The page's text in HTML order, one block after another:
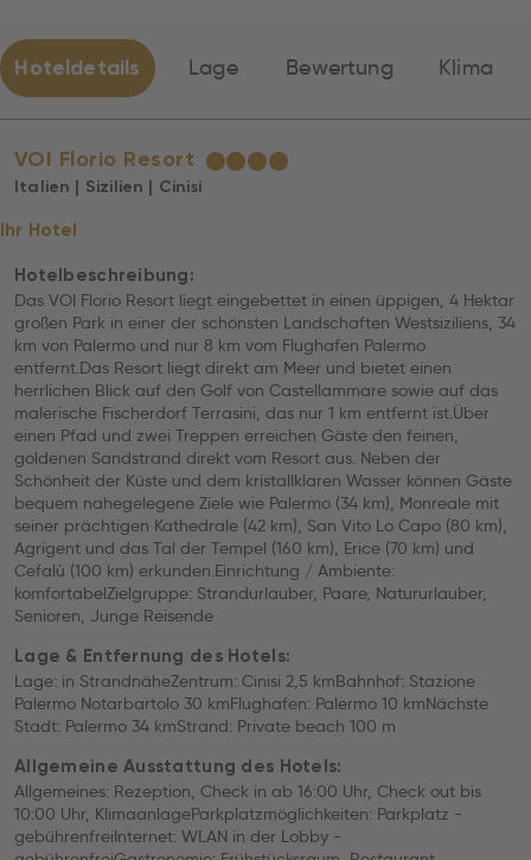
Hoteldetails Lage Bewertung Klima
VOI Florio Resort ★★★★
Italien | Sizilien | Cinisi
Ihr Hotel
Hotelbeschreibung:
Das VOI Florio Resort liegt eingebettet in einen üppigen, 4 Hektar
großen Park in einer der schönsten Landschaften Westsiziliens, 34
km von Palermo und nur 8 km vom Flughafen Palermo
entfernt.Das Resort liegt direkt am Meer und bietet einen
herrlichen Blick auf den Golf von Castellammare sowie auf das
malerische Fischerdorf Terrasini, das nur 1 km entfernt ist.Über
einen Pfad und zwei Treppen erreichen Gäste den feinen,
goldenen Sandstrand direkt vom Resort aus. Neben der
Schönheit der Küste und dem kristallklaren Wasser können Gäste
bequem nahegelegene Ziele wie Palermo (34 km), Monreale mit
seiner prächtigen Kathedrale (42 km), San Vito Lo Capo (80 km),
Agrigent und das Tal der Tempel (160 km), Erice (70 km) und
Cefalù (100 km) erkunden.Einrichtung / Ambiente:
komfortabelZielgruppe: Strandurlauber, Paare, Natururlauber,
Senioren, Junge Reisende
Lage & Entfernung des Hotels:
Lage: in StrandnäheZentrum: Cinisi 2,5 kmBahnhof: Stazione
Palermo Notarbartolo 30 kmFlughafen: Palermo 10 kmNächste
Stadt: Palermo 34 kmStrand: Private beach 100 m
Allgemeine Ausstattung des Hotels:
Allgemeines: Rezeption, Check in ab 16:00 Uhr, Check out bis
10:00 Uhr, KlimaanlageParkplatzmöglichkeiten: Parkplatz -
gebührenfreiInternet: WLAN in der Lobby -